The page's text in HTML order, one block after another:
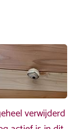
verwijderd